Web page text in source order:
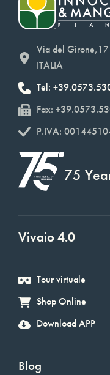
Via del
ITALIA
Tel:
Fax:
P.IVA:
75
Vivaio 4.0
Tour virtuale
Shop Online
Download APP
Blog